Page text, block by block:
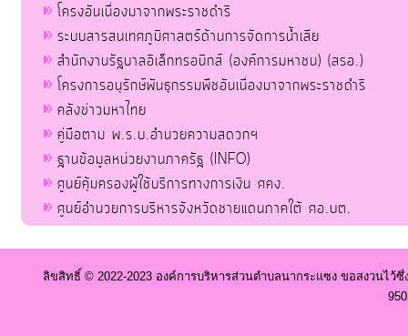
โครงอันเนื่องมาจากพระราชดำริ
ระบบสารสนเทศภูมิศาสตร์ด้านการจัดการน้ำเสีย
สำนักงานรัฐบาลอิเล็กทรอนิกส์ (องค์การมหาชน) (สรอ.)
โครงการอนุรักษ์พันธุกรรมพืชอันเนื่องมาจากพระราชดำริ
คลังข่าวมหาไทย
คู่มือตาม พ.ร.บ.อำนวยความสดวกฯ
ฐานข้อมูลหน่วยงานภาครัฐ (INFO)
ศูนย์คุ้มครองผู้ใช้บริการทางการเงิน ศคง.
ศูนย์อำนวยการบริหารจังหวัดชายแดนภาคใต้ ศอ.บต.
ลิขสิทธิ์ © 2022-2023 องค์การบริหารส่วนตำบลนากระแซง ขอสงวนไว้